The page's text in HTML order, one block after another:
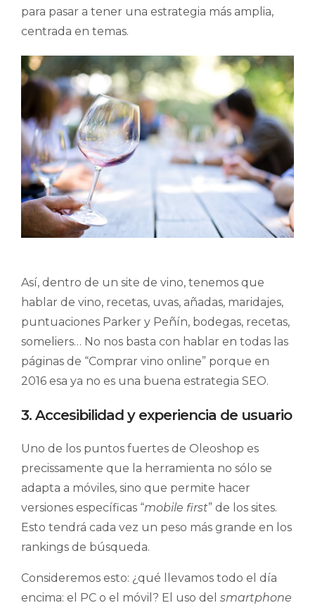
para pasar a tener una estrategia más amplia,
centrada en temas.
Así, dentro de un site de vino, tenemos que
hablar de vino, recetas, uvas, añadas, maridajes,
puntuaciones Parker y Peñín, bodegas, recetas,
someliers… No nos basta con hablar en todas las
páginas de “Comprar vino online” porque en
2016 esa ya no es una buena estrategia SEO.
3. Accesibilidad y experiencia de usuario
Uno de los puntos fuertes de Oleoshop es
precissamente que la herramienta no sólo se
adapta a móviles, sino que permite hacer
versiones específicas “mobile first” de los sites.
Esto tendrá cada vez un peso más grande en los
rankings de búsqueda.
Consideremos esto: ¿qué llevamos todo el día
encima: el PC o el móvil? El uso del smartphone